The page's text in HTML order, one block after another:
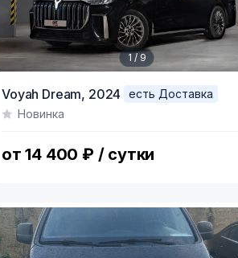
of
1 / 9
Voyah Dream, 2024
есть Доставка
Новинка
от 14 400 ₽ / сутки